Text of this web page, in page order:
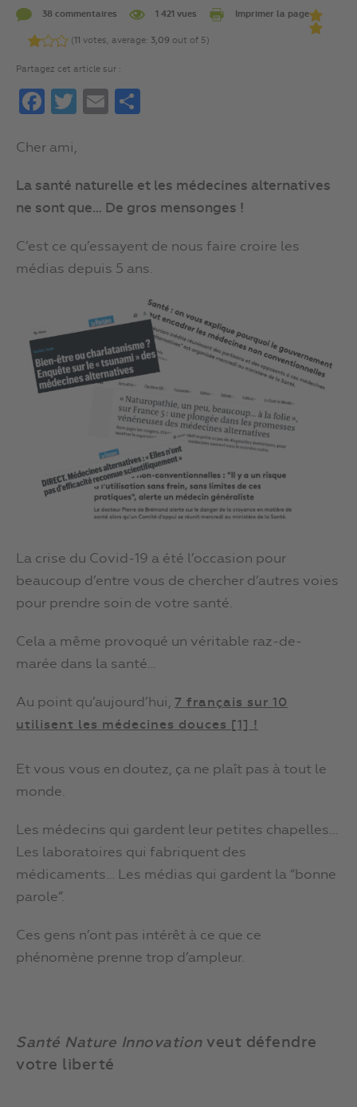
38 commentaires 1 421 vues Imprimer la page
(11 votes, average: 3,09 out of 5)
Partagez cet article sur :
FacebookTwitterEmail
Cher ami,
La santé naturelle et les médecines alternatives
ne sont que… De gros mensonges !
C’est ce qu’essayent de nous faire croire les
médias depuis 5 ans.
La crise du Covid-19 a été l’occasion pour
beaucoup d’entre vous de chercher d’autres voies
pour prendre soin de votre santé.
Cela a même provoqué un véritable raz-de-
marée dans la santé…
Au point qu’aujourd’hui, 7 français sur 10
utilisent les médecines douces [1] !
Et vous vous en doutez, ça ne plaît pas à tout le
monde.
Les médecins qui gardent leur petites chapelles…
Les laboratoires qui fabriquent des
médicaments… Les médias qui gardent la “bonne
parole”.
Ces gens n’ont pas intérêt à ce que ce
phénomène prenne trop d’ampleur.
Santé Nature Innovationveut défendre
votre liberté